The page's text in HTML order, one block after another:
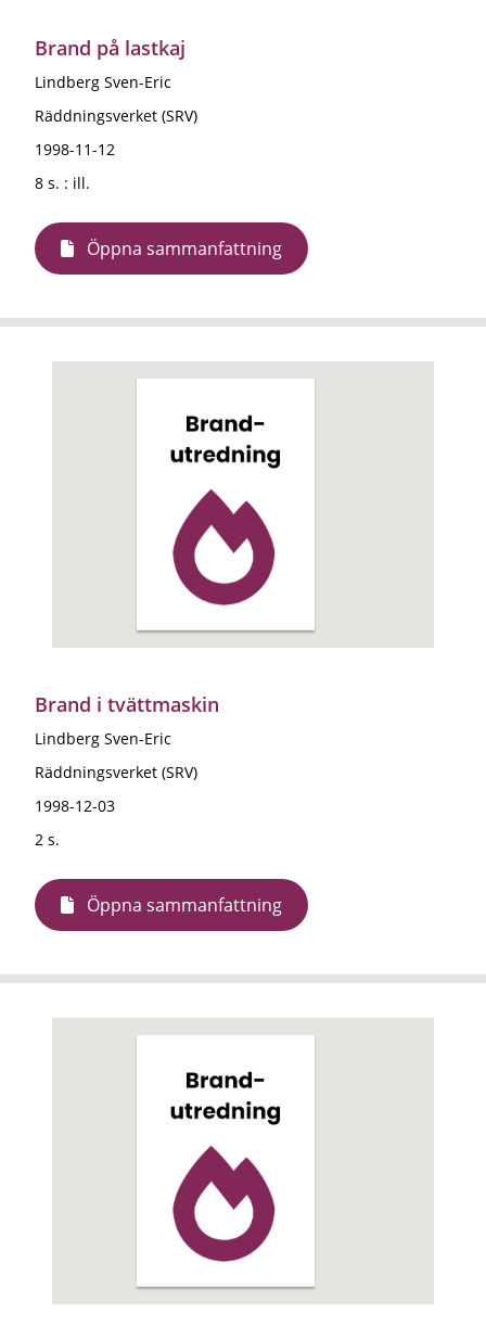
Brand på lastkaj
Lindberg Sven-Eric
Räddningsverket (SRV)
1998-11-12
8 s. : ill.
Öppna sammanfattning
Brand i tvättmaskin
Lindberg Sven-Eric
Räddningsverket (SRV)
1998-12-03
2 s.
Öppna sammanfattning